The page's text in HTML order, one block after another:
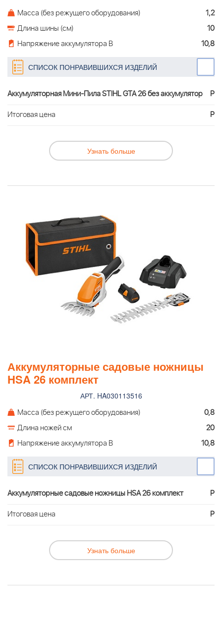
Масса (без режущего оборудования)
1,2
Длина шины (см)
10
Напряжение аккумулятора В
10,8
СПИСОК ПОНРАВИВШИХСЯ ИЗДЕЛИЙ
Аккумуляторная Мини-Пила STIHL GTA 26 без аккумулятор
Р
Итоговая цена
Р
Узнать больше
Аккумуляторные садовые ножницы
HSA 26 комплект
АРТ. HA030113516
Масса (без режущего оборудования)
0,8
Длина ножей см
20
Напряжение аккумулятора В
10,8
СПИСОК ПОНРАВИВШИХСЯ ИЗДЕЛИЙ
Аккумуляторные садовые ножницы HSA 26 комплект
Р
Итоговая цена
Р
Узнать больше